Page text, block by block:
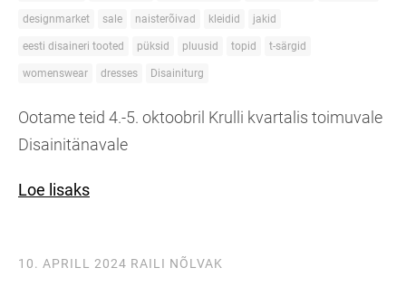
designmarket sale naisterõivad kleidid jakid
eesti disaineri tooted püksid pluusid topid t-särgid
womenswear dresses Disainiturg
Ootame teid 4.-5. oktoobril Krulli kvartalis toimuvale
Disainitänavale
Loe lisaks
10. APRILL 2024 RAILI NÕLVAK